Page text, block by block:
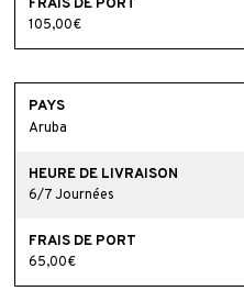
105,00€
Aruba
6/7 Journées
65,00€